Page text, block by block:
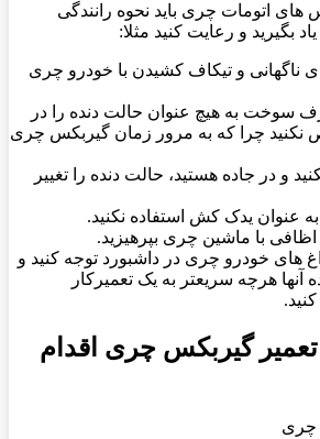
های اتومات چری باید نحوه رانندگی
بگیرید و رعایت کنید مثلا:
ناگهانی و تیکاف کشیدن با خودرو چری
سوخت به هیچ عنوان حالت دنده را در
نکنید چرا که به مرور زمان گیربکس چری
و در جاده هستید، حالت دنده را تغییر
عنوان یدک کش استفاده نکنید.
با ماشین چری بپرهیزید.
های خودرو چری در داشبورد توجه کنید و
هرچه سریعتر به یک تعمیرکار
گیربکس چری اقدام